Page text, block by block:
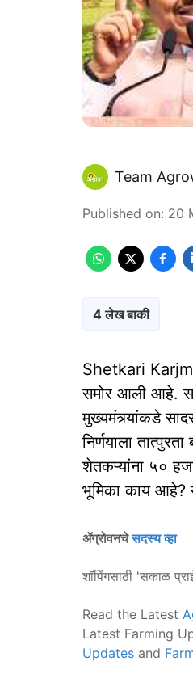
Team
Published on: 20
4 लेख बाकी
Shetkari
समोर आली आहे.
मुख्यमंत्र्यांकडे
निर्णयाला
शेतकऱ्यांना ५०
भूमिका काय आहे?
ॲग्रोवनचेसदस्य व्हा
शॉपिंगसाठी 'सकाळ
Read the Latest
Latest Farming
Updates and